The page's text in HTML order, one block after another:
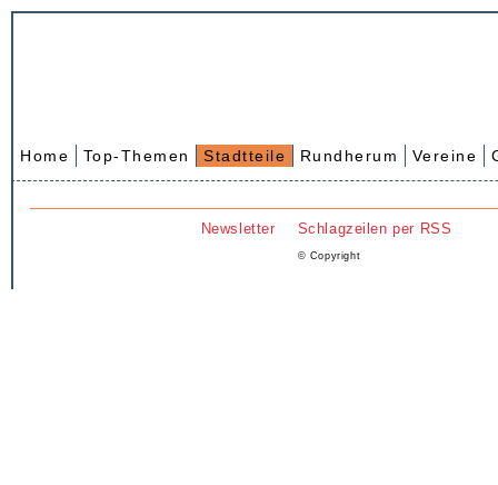
Home Top-Themen Stadtteile Rundherum Vereine
Newsletter Schlagzeilen per RSS
© Copyright